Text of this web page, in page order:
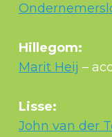
Hillegom:
Marit Heij –
Lisse:
John van der